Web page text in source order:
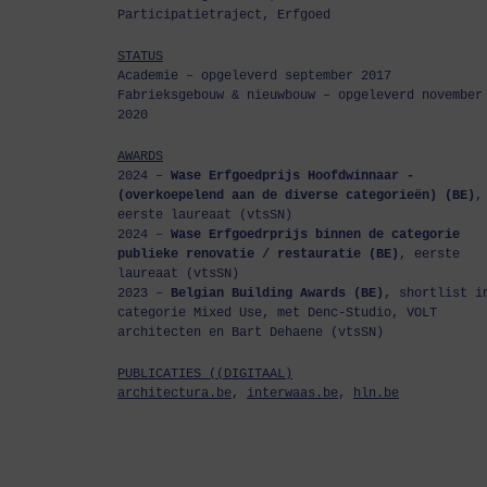
Participatietraject, Erfgoed
STATUS
Academie – opgeleverd september 2017
Fabrieksgebouw & nieuwbouw – opgeleverd november
2020
AWARDS
2024 – Wase Erfgoedprijs Hoofdwinnaar -
(overkoepelend aan de diverse categorieën) (BE) ,
eerste laureaat (vtsSN)
2024 – Wase Erfgoedrprijs binnen de categorie
publieke renovatie / restauratie (BE) , eerste
laureaat (vtsSN)
2023 – Belgian Building Awards (BE) , shortlist
categorie Mixed Use, met Denc-Studio, VOLT
architecten en Bart Dehaene (vtsSN)
PUBLICATIES ((DIGITAAL)
architectura.be , interwaas.be , hln.be